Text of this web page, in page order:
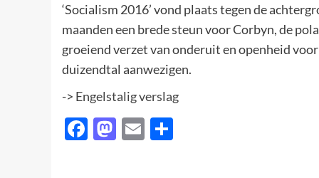
‘Socialism 2016’ vond plaats tegen de
maanden een brede steun voor Corbyn, de
groeiend verzet van onderuit en openheid
duizendtal aanwezigen.
-> Engelstalig verslag
Facebook
Mastodon
Email